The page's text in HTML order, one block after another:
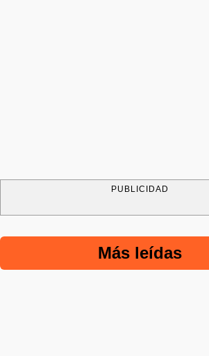
PUBLICIDAD
Más leídas